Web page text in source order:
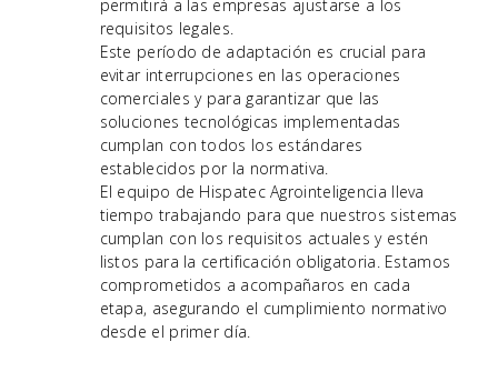
permitirá a las empresas ajustarse a los
requisitos legales.
Este período de adaptación es crucial para
evitar interrupciones en las operaciones
comerciales y para garantizar que las
soluciones tecnológicas implementadas
cumplan con todos los estándares
establecidos por la normativa.
El equipo de Hispatec Agrointeligencia lleva
tiempo trabajando para que nuestros sistemas
cumplan con los requisitos actuales y estén
listos para la certificación obligatoria. Estamos
comprometidos a acompañaros en cada
etapa, asegurando el cumplimiento normativo
desde el primer día.